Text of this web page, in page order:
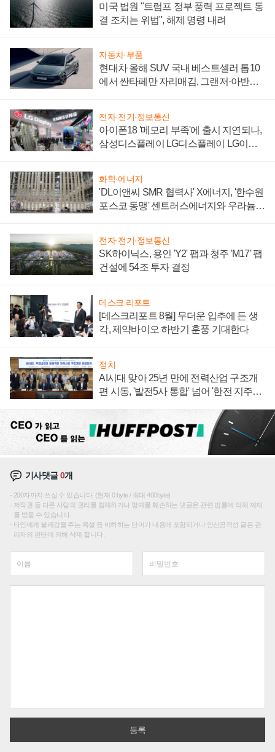
미국 법원 "트럼프 정부 풍력 프로젝트 동
결 조치는 위법", 해제 명령 내려
자동차·부품
현대차 올해 SUV 국내 베스트셀러 톱10
에서 싼타페만 자리매김, 그랜저·아반떼
전자·전기·정보통신
아이폰18 '메모리 부족'에 출시 지연되나,
삼성디스플레이 LG디스플레이 LG이노
화학·에너지
'DL이앤씨 SMR 협력사' X에너지, '한수원
포스코 동맹' 센트러스에너지와 우라늄
전자·전기·정보통신
SK하이닉스, 용인 'Y2' 팹과 청주 'M17' 팹
건설에 54조 투자 결정
데스크 리포트
[데스크리포트 8월] 무더운 입추에 든 생
각, 제약바이오 하반기 훈풍 기대한다
정치
AI시대 맞아 25년 만에 전력산업 구조개
편 시동, '발전5사 통합' 넘어 '한전 지주사'
기사댓글0개
200자까지 쓰실 수 있습니다. (현재 0 byte / 최대 400byte)
저작권 등 다른 사람의 권리를 침해하거나 명예를 훼손하는 댓글은 관련 법률에 의해 제재
를 받을 수 있습니다.
타인에게 불쾌감을 주는 욕설 등 비하하는 단어가 내용에 포함되거나 인신공격성 글은 관
리자의 판단에 의해 삭제 합니다.